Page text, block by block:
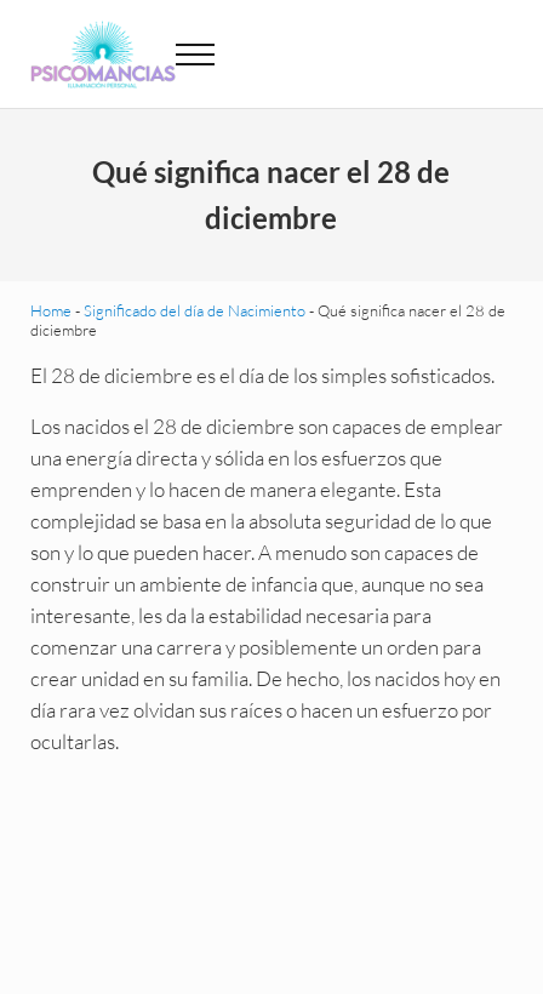
Psicomancias
Menu
Qué significa nacer el 28 de
diciembre
Home -Significado del día de Nacimiento-Qué significa nacer el 28 de
diciembre
El 28 de diciembre es el día de los simples sofisticados.
Los nacidos el 28 de diciembre son capaces de emplear
una energía directa y sólida en los esfuerzos que
emprenden y lo hacen de manera elegante. Esta
complejidad se basa en la absoluta seguridad de lo que
son y lo que pueden hacer. A menudo son capaces de
construir un ambiente de infancia que, aunque no sea
interesante, les da la estabilidad necesaria para
comenzar una carrera y posiblemente un orden para
crear unidad en su familia. De hecho, los nacidos hoy en
día rara vez olvidan sus raíces o hacen un esfuerzo por
ocultarlas.